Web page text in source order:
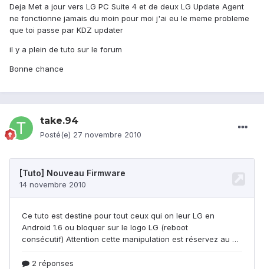
Deja Met a jour vers LG PC Suite 4 et de deux LG Update Agent
ne fonctionne jamais du moin pour moi j'ai eu le meme probleme
que toi passe par KDZ updater
il y a plein de tuto sur le forum
Bonne chance
take.94
Posté(e) 27 novembre 2010